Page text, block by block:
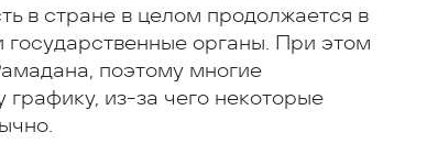
в стране в целом продолжается в
органы. При этом
поэтому многие
из-за чего некоторые